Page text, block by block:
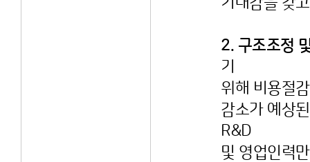
2. 구조조정
기
위해 비용절
감소가 예상
R&D
및 영업인력